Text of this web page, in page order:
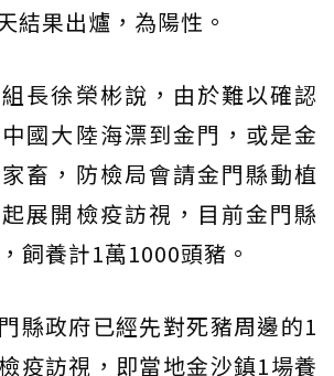
結果出爐，為陽性。
長徐榮彬說，由於難以確認
國大陸海漂到金門，或是金
畜，防檢局會請金門縣動植
展開檢疫訪視，目前金門縣
飼養計1萬1000頭豬。
縣政府已經先對死豬周邊的1
疫訪視，即當地金沙鎮1場養